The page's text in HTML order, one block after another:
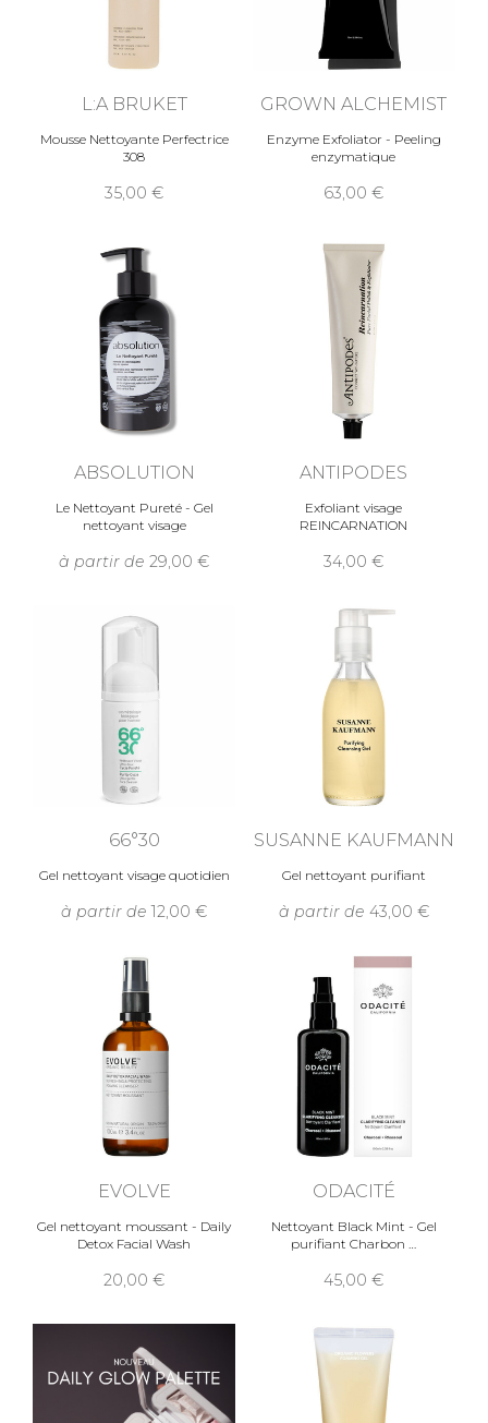
L:A BRUKET
Mousse Nettoyante Perfectrice
308
35,00
GROWN ALCHEMIST
Enzyme Exfoliator - Peeling
enzymatique
63,00
ABSOLUTION
Le Nettoyant Pureté - Gel
nettoyant visage
à partir de 29,00
ANTIPODES
Exfoliant visage
REINCARNATION
34,00
66°30
Gel nettoyant visage quotidien
à partir de 12,00
SUSANNE KAUFMANN
Gel nettoyant purifiant
à partir de 43,00
EVOLVE
Gel nettoyant moussant - Daily
Detox Facial Wash
20,00
ODACITÉ
Nettoyant Black Mint - Gel
purifiant Charbon
45,00